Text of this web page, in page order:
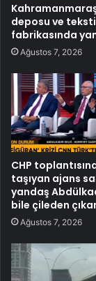
deposu ve
fabrikasında
Ağustos 7, 2026
CHP
taşıyan ajans
yandaş
bile çileden
Ağustos 7, 2026